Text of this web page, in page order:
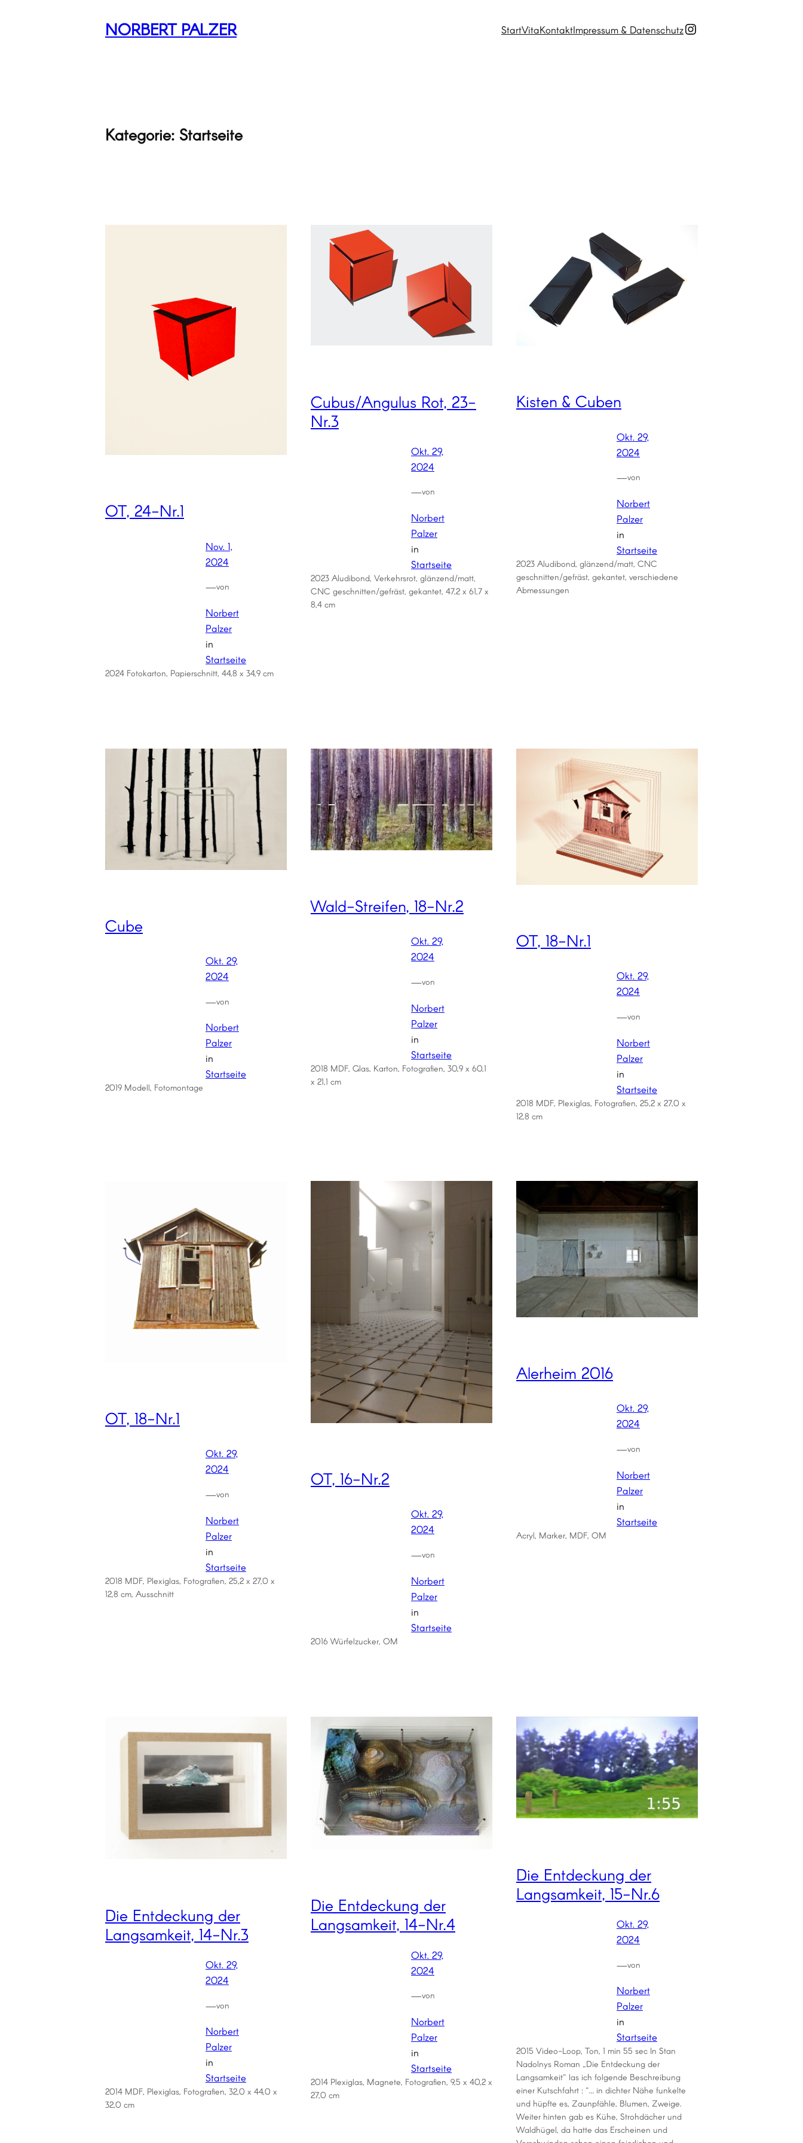
NORBERT PALZER StartVitaKontaktImpressum & DatenschutzInstagram
Kategorie: Startseite
OT, 24-Nr.1
Nov. 1,
2024
—von
Norbert
Palzer
in
Startseite
2024 Fotokarton, Papierschnitt, 44,8 x 34,9 cm
Cubus/Angulus Rot, 23-
Nr.3
Okt. 29,
2024
—von
Norbert
Palzer
in
Startseite
2023 Aludibond, Verkehrsrot, glänzend/matt,
CNC geschnitten/gefräst, gekantet, 47,2 x 61,7 x
8,4 cm
Kisten & Cuben
Okt. 29,
2024
—von
Norbert
Palzer
in
Startseite
2023 Aludibond, glänzend/matt, CNC
geschnitten/gefräst, gekantet, verschiedene
Abmessungen
Cube
Okt. 29,
2024
—von
Norbert
Palzer
in
Startseite
2019 Modell, Fotomontage
Wald-Streifen, 18-Nr.2
Okt. 29,
2024
—von
Norbert
Palzer
in
Startseite
2018 MDF, Glas, Karton, Fotografien, 30,9 x 60,1
x 21,1 cm
OT, 18-Nr.1
Okt. 29,
2024
—von
Norbert
Palzer
in
Startseite
2018 MDF, Plexiglas, Fotografien, 25,2 x 27,0 x
12,8 cm
OT, 18-Nr.1
Okt. 29,
2024
—von
Norbert
Palzer
in
Startseite
2018 MDF, Plexiglas, Fotografien, 25,2 x 27,0 x
12,8 cm, Ausschnitt
OT, 16-Nr.2
Okt. 29,
2024
—von
Norbert
Palzer
in
Startseite
2016 Würfelzucker, OM
Alerheim 2016
Okt. 29,
2024
—von
Norbert
Palzer
in
Startseite
Acryl, Marker, MDF, OM
Die Entdeckung der
Langsamkeit, 14-Nr.3
Okt. 29,
2024
—von
Norbert
Palzer
in
Startseite
2014 MDF, Plexiglas, Fotografien, 32,0 x 44,0 x
32,0 cm
Die Entdeckung der
Langsamkeit, 14-Nr.4
Okt. 29,
2024
—von
Norbert
Palzer
in
Startseite
2014 Plexiglas, Magnete, Fotografien, 9,5 x 40,2 x
27,0 cm
Die Entdeckung der
Langsamkeit, 15-Nr.6
Okt. 29,
2024
—von
Norbert
Palzer
in
Startseite
2015 Video-Loop, Ton, 1 min 55 sec In Stan
Nadolnys Roman „Die Entdeckung der
Langsamkeit“ las ich folgende Beschreibung
einer Kutschfahrt : “… in dichter Nähe funkelte
und hüpfte es, Zaunpfähle, Blumen, Zweige.
Weiter hinten gab es Kühe, Strohdächer und
Waldhügel, da hatte das Erscheinen und